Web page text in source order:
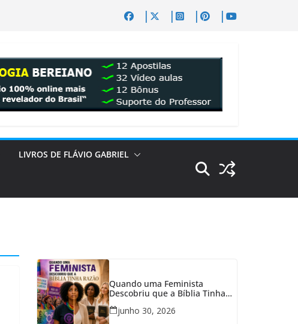
LIVROS DE FLÁVIO GABRIEL
Quando uma Feminista
Descobriu que a Bíblia Tinha
junho 30, 2026